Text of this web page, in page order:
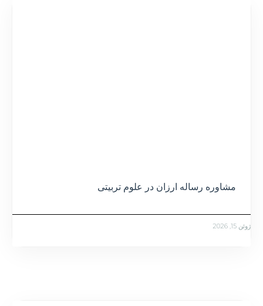
مشاوره رساله ارزان در علوم تربیتی
ژوئن 15, 2026